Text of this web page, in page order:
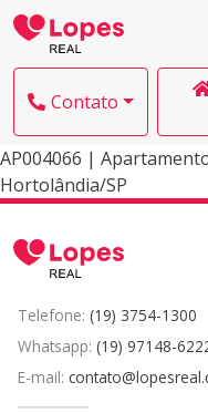
Contato
AP004066 |
Hortolândia/SP
Telefone: (19) 3754-1300
Whatsapp: (19) 97148-
E-mail: